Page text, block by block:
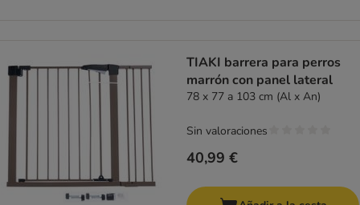
TIAKI barrera para perros
marrón con panel lateral
78 x 77 a 103 cm (Al x An)
40,99 €
Sin valoraciones